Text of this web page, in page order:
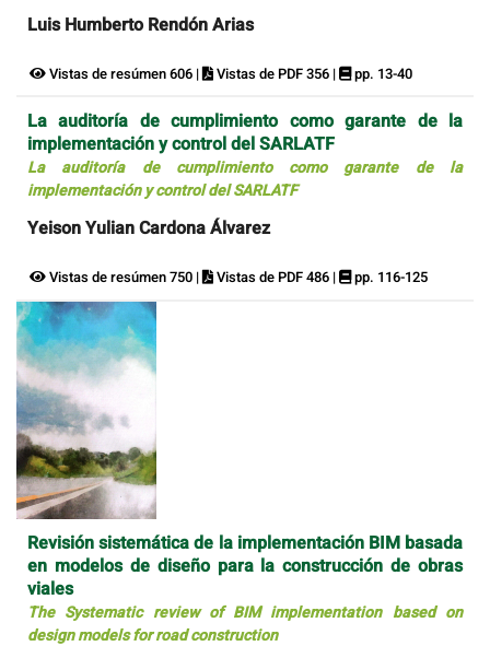
Luis Humberto Rendón Arias
Vistas de resúmen 606 | Vistas de PDF 356 | pp. 13-40
La auditoría de cumplimiento como garante de la
implementación y control del SARLATF
La auditoría de cumplimiento como garante de la
implementación y control del SARLATF
Yeison Yulian Cardona Álvarez
Vistas de resúmen 750 | Vistas de PDF 486 | pp. 116-125
Revisión sistemática de la implementación BIM basada
en modelos de diseño para la construcción de obras
viales
The Systematic review of BIM implementation based on
design models for road construction